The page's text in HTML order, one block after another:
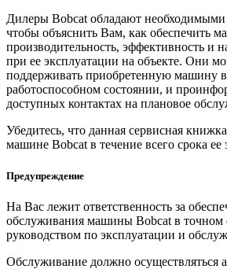
Дилеры Bobcat обладают необходимыми
чтобы объяснить Вам, как обеспечить
производительность, эффективность и
при ее эксплуатации на объекте. Они
поддерживать приобретенную машину
работоспособном состоянии, и
доступных контактах на плановое
Убедитесь, что данная сервисная
машине Bobcat в течение всего срока ее
Предупреждение
На Вас лежит ответственность за
обслуживания машины Bobcat в точном
руководством по эксплуатации и
Обслуживание должно осуществляться